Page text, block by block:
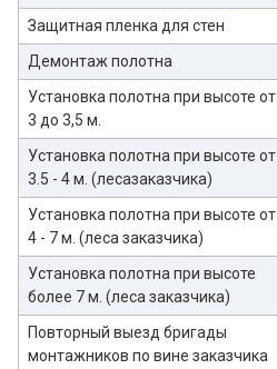
Защитная пленка для стен
Демонтаж полотна
Установка полотна при высоте от
3 до 3,5 м.
Установка полотна при высоте от
3.5 - 4 м. (лесазаказчика)
Установка полотна при высоте от
4 - 7 м. (леса заказчика)
Установка полотна при высоте
более 7 м. (леса заказчика)
Повторный выезд бригады
монтажников по вине заказчика